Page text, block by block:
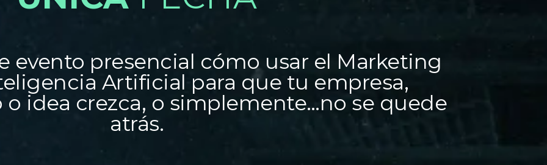
evento presencial cómo usar el Marketing
Artificial para que tu empresa,
idea crezca, o simplemente…no se quede
atrás.